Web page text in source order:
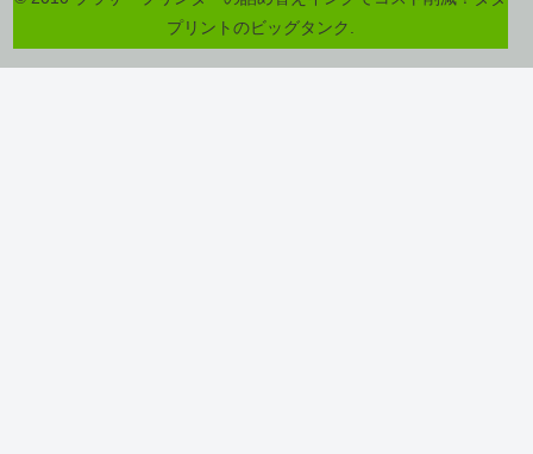
プリントのビッグタンク.